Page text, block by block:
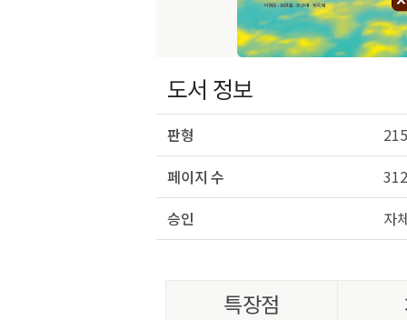
도서 정보
판형
페이지 수
승인
자
특장점